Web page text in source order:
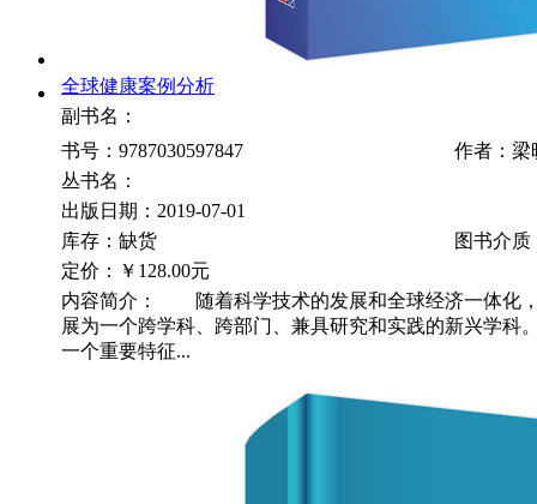
全球健康案例分析
副书名：
书号：9787030597847
作者：梁
丛书名：
出版日期：2019-07-01
库存：缺货
图书介质
定价：
￥128.00元
内容简介： 随着科学技术的发展和全球经济一体化
展为一个跨学科、跨部门、兼具研究和实践的新兴学科
一个重要特征...